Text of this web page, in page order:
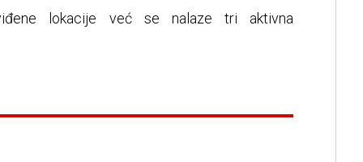
lokacije već se nalaze tri aktivna